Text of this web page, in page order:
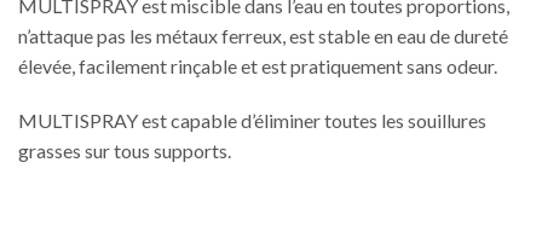
MULTISPRAY est miscible dans l’eau en toutes proportions,
n’attaque pas les métaux ferreux, est stable en eau de dureté
élevée, facilement rinçable et est pratiquement sans odeur.
MULTISPRAY est capable d’éliminer toutes les souillures
grasses sur tous supports.